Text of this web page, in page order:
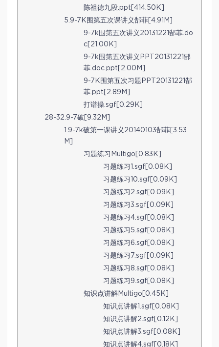
陈祖德九段.ppt[414.50K]
5.9-7K围第五次课讲义郜菲[4.91M]
9-7k围第五次讲义20131221郜菲.do
c[21.00K]
9-7k围第五次讲义PPT20131221郜
菲.doc.ppt[2.00M]
9-7K围第五次习题PPT20131221郜
菲.ppt[2.89M]
打谱操.sgf[0.29K]
28-32.9-7破[9.32M]
1.9-7k破第一课讲义20140103郜菲[3.53
M]
习题练习Multigo[0.83K]
习题练习1.sgf[0.08K]
习题练习10.sgf[0.09K]
习题练习2.sgf[0.09K]
习题练习3.sgf[0.09K]
习题练习4.sgf[0.08K]
习题练习5.sgf[0.08K]
习题练习6.sgf[0.08K]
习题练习7.sgf[0.09K]
习题练习8.sgf[0.08K]
习题练习9.sgf[0.08K]
知识点讲解Multigo[0.45K]
知识点讲解1.sgf[0.08K]
知识点讲解2.sgf[0.12K]
知识点讲解3.sgf[0.08K]
知识点讲解4.sgf[0.18K]